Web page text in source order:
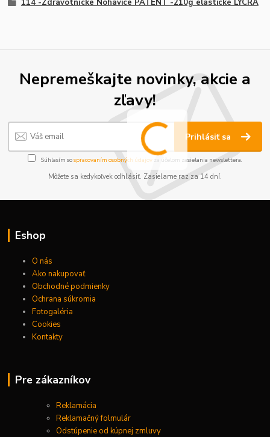
114 -Zdravotnícke Nohavice PATENT -210g elastické LYCRA
Nepremeškajte novinky, akcie a
zľavy!
Prihlásiť sa
Súhlasím sospracovaním osobných údajov za účelom zasielania newslettera.
Môžete sa kedykoľvek odhlásiť. Zasielame raz za 14 dní.
Eshop
O nás
Ako nakupovať
Obchodné podmienky
Ochrana súkromia
Fotogaléria
Cookies
Kontakty
Pre zákazníkov
Reklamácia
Reklamačný folmulár
Odstúpenie od kúpnej zmluvy